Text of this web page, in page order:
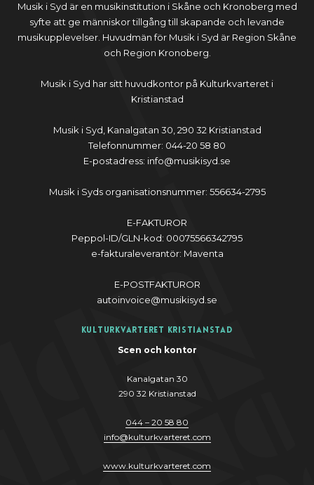
Musik i Syd är en musikinstitution i Skåne och Kronoberg med
syfte att ge människor tillgång till skapande och levande
musikupplevelser. Huvudmän för Musik i Syd är Region Skåne
och Region Kronoberg.
Musik i Syd har sitt huvudkontor på Kulturkvarteret i
Kristianstad
Musik i Syd, Kanalgatan 30, 290 32 Kristianstad
Telefonnummer: 044-20 58 80
E-postadress: info@musikisyd.se
Musik i Syds organisationsnummer: 556634-2795
E-FAKTUROR
Peppol-ID/GLN-kod: 00075566342795
e-fakturaleverantör: Maventa
E-POSTFAKTUROR
autoinvoice@musikisyd.se
Kulturkvarteret Kristianstad
Scen och kontor
Kanalgatan 30
290 32 Kristianstad
044 – 20 58 80
info@kulturkvarteret.com
www.kulturkvarteret.com